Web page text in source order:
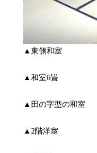
▲東側和室
▲和室6畳
▲田の字型の和室
▲2階洋室